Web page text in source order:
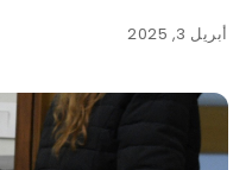
أبريل 3, 2025